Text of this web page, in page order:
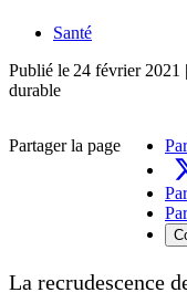
Santé
Publié le 24 février 2021
durable
Partager la page
La recrudescence